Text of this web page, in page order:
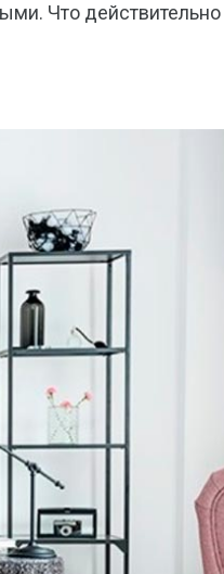
Что действительно